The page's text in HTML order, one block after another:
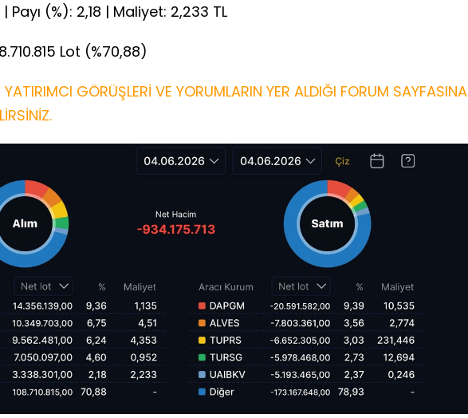
Payı (%): 2,18 | Maliyet: 2,233 TL
Lot (%70,88)
GÖRÜŞLERİ VE YORUMLARIN YER ALDIĞI FORUM SAYFASINA